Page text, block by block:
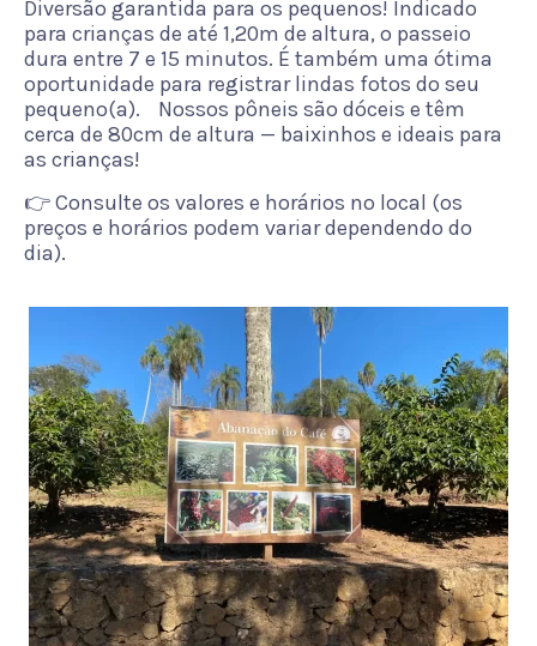
Diversão garantida para os pequenos! Indicado
para crianças de até 1,20m de altura, o passeio
dura entre 7 e 15 minutos. É também uma ótima
oportunidade para registrar lindas fotos do seu
pequeno(a). Nossos pôneis são dóceis e têm
cerca de 80cm de altura — baixinhos e ideais para
as crianças!
👉 Consulte os valores e horários no local (os
preços e horários podem variar dependendo do
dia).